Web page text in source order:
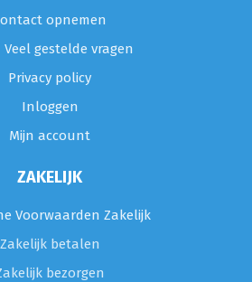
opnemen
Veel gestelde vragen
Privacy policy
Inloggen
Mijn account
ZAKELIJK
Voorwaarden Zakelijk
Zakelijk betalen
bezorgen